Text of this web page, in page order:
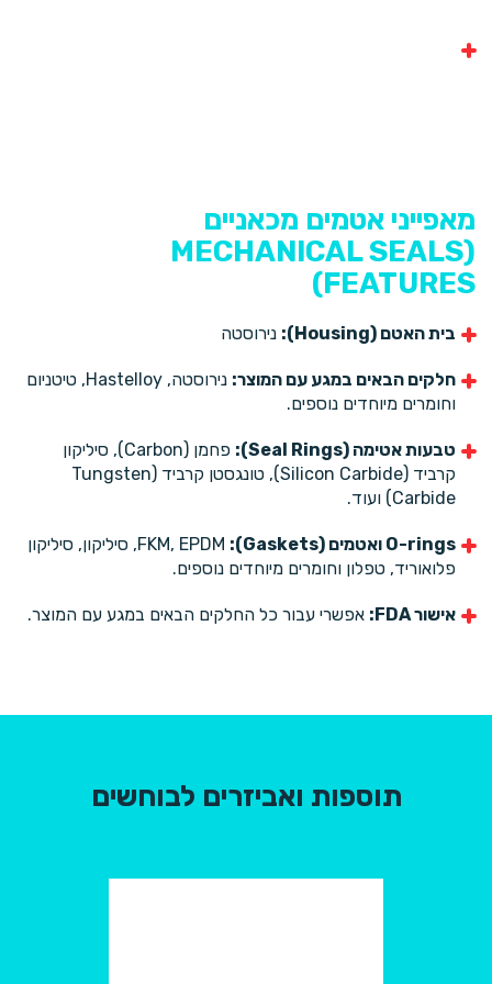
מאפייני אטמים מכאניים
(MECHANICAL SEALS
FEATURES)
בית האטם (Housing): נירוסטה
חלקים הבאים במגע עם המוצר:
נירוסטה, Hastelloy, טיטניום
וחומרים מיוחדים נוספים.
טבעות אטימה (Seal Rings):
פחמן (Carbon), סיליקון
קרביד (Silicon Carbide), טונגסטן קרביד (Tungsten
Carbide) ועוד.
O-rings ואטמים (Gaskets):
FKM, EPDM, סיליקון, סיליקון
פלואוריד, טפלון וחומרים מיוחדים נוספים.
אישור FDA: אפשרי עבור כל החלקים הבאים במגע עם המוצר.
תוספות ואביזרים לבוחשים